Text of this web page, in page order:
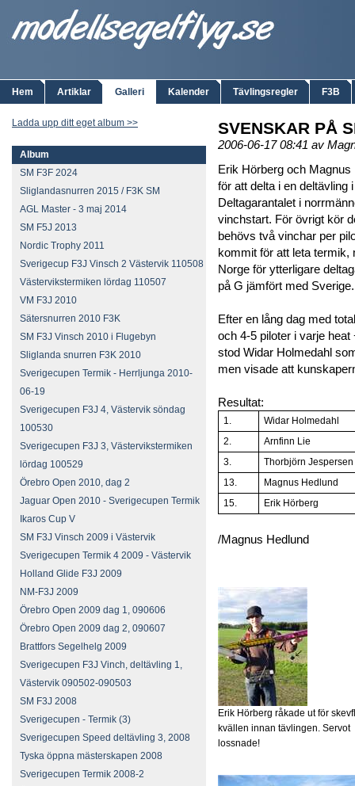
Hem Artiklar Galleri Kalender Tävlingsregler F3B
Ladda upp ditt eget album >>
Album
SM F3F 2024
Sliglandasnurren 2015 / F3K SM
AGL Master - 3 maj 2014
SM F5J 2013
Nordic Trophy 2011
Sverigecup F3J Vinsch 2 Västervik 110508
Västervikstermiken lördag 110507
VM F3J 2010
Sätersnurren 2010 F3K
SM F3J Vinsch 2010 i Flugebyn
Sliglanda snurren F3K 2010
Sverigecupen Termik - Herrljunga 2010-
06-19
Sverigecupen F3J 4, Västervik söndag
100530
Sverigecupen F3J 3, Västervikstermiken
lördag 100529
Örebro Open 2010, dag 2
Jaguar Open 2010 - Sverigecupen Termik
Ikaros Cup V
SM F3J Vinsch 2009 i Västervik
Sverigecupen Termik 4 2009 - Västervik
Holland Glide F3J 2009
NM-F3J 2009
Örebro Open 2009 dag 1, 090606
Örebro Open 2009 dag 2, 090607
Brattfors Segelhelg 2009
Sverigecupen F3J Vinch, deltävling 1,
Västervik 090502-090503
SM F3J 2008
Sverigecupen - Termik (3)
Sverigecupen Speed deltävling 3, 2008
Tyska öppna mästerskapen 2008
Sverigecupen Termik 2008-2
SVENSKAR PÅ
2006-06-17 08:41 av
Erik Hörberg och
för att delta i en deltävling
Deltagarantalet i
vinchstart. För övrigt kör
behövs två vinchar per
kommit för att leta termik,
Norge för ytterligare
på G jämfört med Sverige.
Efter en lång dag med
och 4-5 piloter i varje
stod Widar Holmedahl
men visade att
Resultat:
1.
Widar Holmedahl
2.
Arnfinn Lie
3.
Thorbjörn Jespersen
13.
Magnus Hedlund
15.
Erik Hörberg
/Magnus Hedlund
Erik Hörberg råkade ut för
kvällen innan tävlingen. Servot
lossnade!